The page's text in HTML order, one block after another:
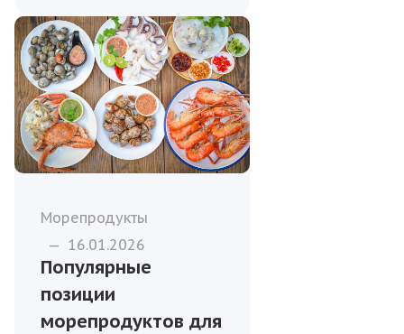
Морепродукты
— 16.01.2026
Популярные
позиции
морепродуктов для